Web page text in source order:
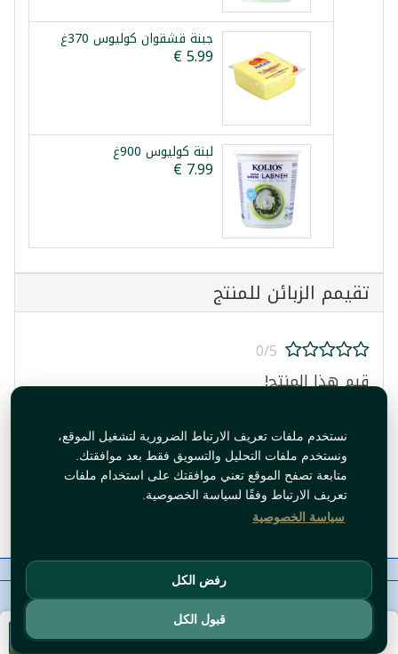
نستخدم ملفات تعريف الارتباط الضرورية لتشغيل الموقع،
ونستخدم ملفات التحليل والتسويق فقط بعد موافقتك.
متابعة تصفح الموقع تعني موافقتك على استخدام ملفات
تعريف الارتباط وفقًا لسياسة الخصوصية.
سياسة الخصوصية
رفض الكل
قبول الكل
أضف للسلة
جبنة قشقوان كوليوس 370غ
لبنة كوليوس 900غ
تقيمم الزبائن للمنتج
0/5
قيم هذا المنتج!
قيم المنتج
معلومات عنا
حقوق النشر©Tawfeer 2018-2026